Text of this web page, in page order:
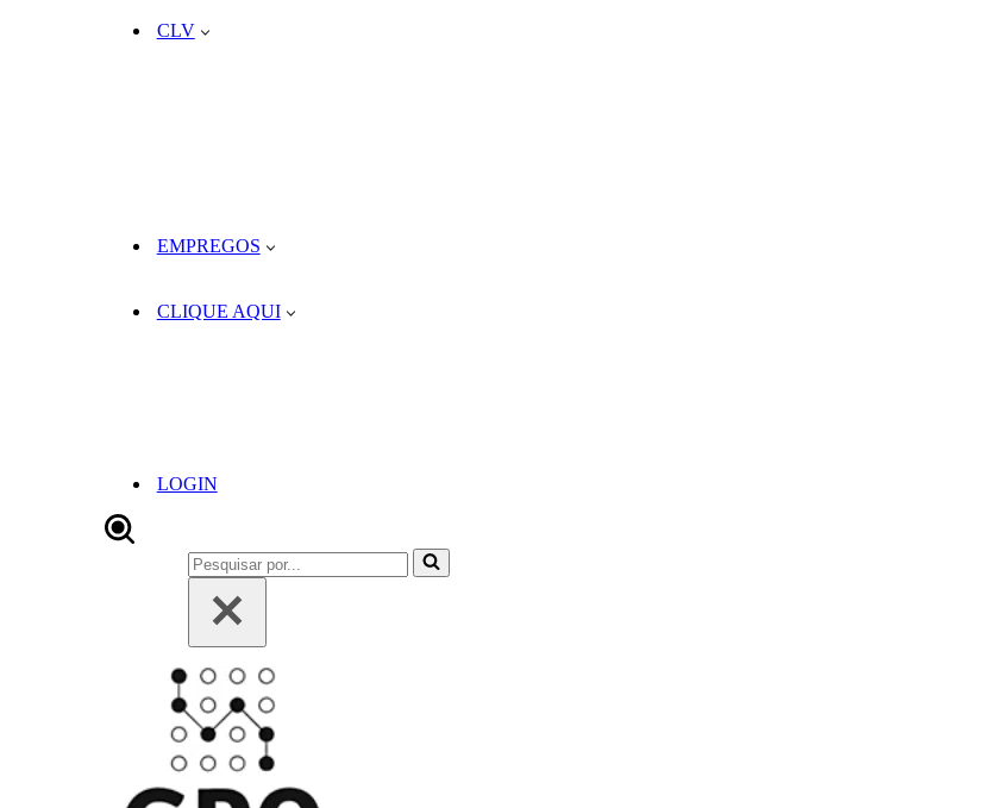
CLV
EMPREGOS
CLIQUE AQUI
LOGIN
Pesquisar
por...